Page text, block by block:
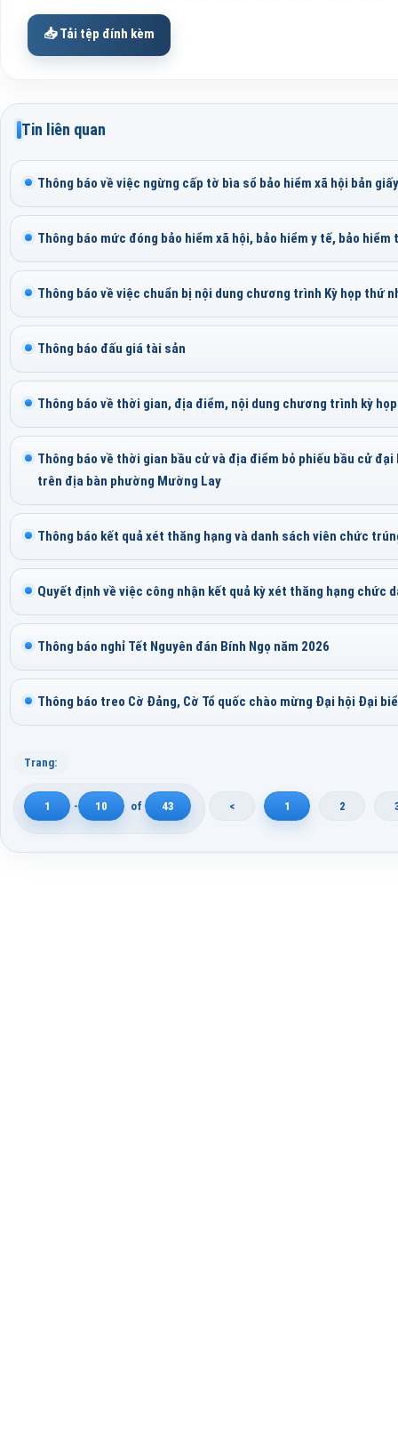
📥 Tải tệp đính kèm
Tin liên quan
Thông báo về việc ngừng cấp tờ bìa sổ bảo hiểm xã hội bản giấy
Thông báo mức đóng bảo hiểm xã hội, bảo hiểm y tế, bảo
Thông báo về việc chuẩn bị nội dung chương trình Kỳ họp thứ
Thông báo đấu giá tài sản
Thông báo về thời gian, địa điểm, nội dung chương trình kỳ
Thông báo về thời gian bầu cử và địa điểm bỏ phiếu bầu cử
trên địa bàn phường Mường Lay
Thông báo kết quả xét thăng hạng và danh sách viên chức
Quyết định về việc công nhận kết quả kỳ xét thăng hạng chức
Thông báo nghỉ Tết Nguyên đán Bính Ngọ năm 2026
Thông báo treo Cờ Đảng, Cờ Tổ quốc chào mừng Đại hội Đại
Trang:
1 - 10 of 43 < 1 2